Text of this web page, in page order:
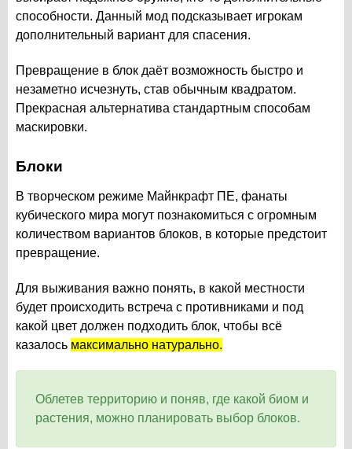
способности. Данный мод подсказывает игрокам
дополнительный вариант для спасения.
Превращение в блок даёт возможность быстро и
незаметно исчезнуть, став обычным квадратом.
Прекрасная альтернатива стандартным способам
маскировки.
Блоки
В творческом режиме Майнкрафт ПЕ, фанаты
кубического мира могут познакомиться с огромным
количеством вариантов блоков, в которые предстоит
превращение.
Для выживания важно понять, в какой местности
будет происходить встреча с противниками и под
какой цвет должен подходить блок, чтобы всё
казалось максимально натурально.
Облетев территорию и поняв, где какой биом и
растения, можно планировать выбор блоков.